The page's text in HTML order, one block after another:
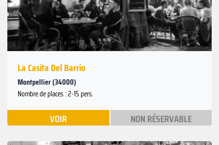
La Casita Del Barrio
Montpellier (34000)
Nombre de places : 2-15 pers.
VOIR NON RÉSERVABLE